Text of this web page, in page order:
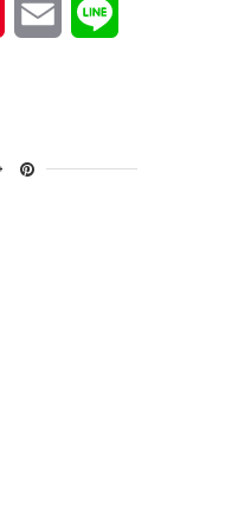
PinterestEmail